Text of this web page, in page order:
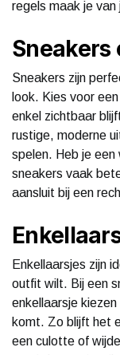
regels maak je
Sneakers
Sneakers zijn
look. Kies voor
enkel zichtbaar
rustige, moderne
spelen. Heb je
sneakers vaak
aansluit bij een
Enkellaarsjes zijn
outfit wilt. Bij een
enkellaarsje
komt. Zo blijft het
een culotte of